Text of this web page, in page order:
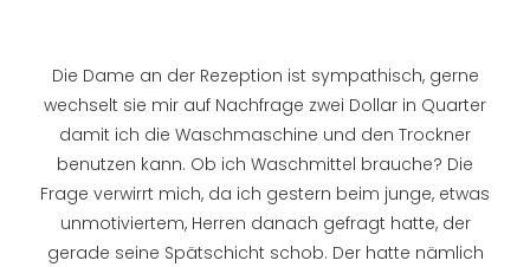
Die Dame an der Rezeption ist sympathisch, gerne
wechselt sie mir auf Nachfrage zwei Dollar in Quarter
damit ich die Waschmaschine und den Trockner
benutzen kann. Ob ich Waschmittel brauche? Die
Frage verwirrt mich, da ich gestern beim junge, etwas
unmotiviertem, Herren danach gefragt hatte, der
gerade seine Spätschicht schob. Der hatte nämlich